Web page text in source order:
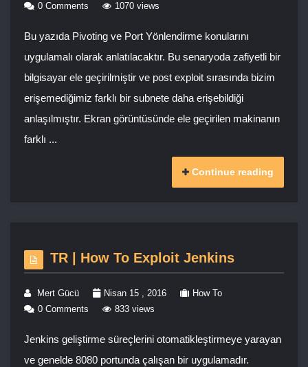
0 Comments
1070 views
Bu yazıda Pivoting ve Port Yönlendirme konularını
uygulamalı olarak anlatılacaktır. Bu senaryoda zafiyetli bir
bilgisayar ele geçirilmiştir ve post exploit sırasında bizim
erişemediğimiz farklı bir subnete daha erişebildiği
anlaşılmıştır. Ekran görüntüsünde ele geçirilen makinanın
farklı ...
Continue reading
TR | How To Exploit Jenkins
Mert Gücü Nisan 15 , 2016
How To
0 Comments
833 views
Jenkins geliştirme süreçlerini otomatikleştirmeye yarayan
ve genelde 8080 portunda çalışan bir uygulamadır.